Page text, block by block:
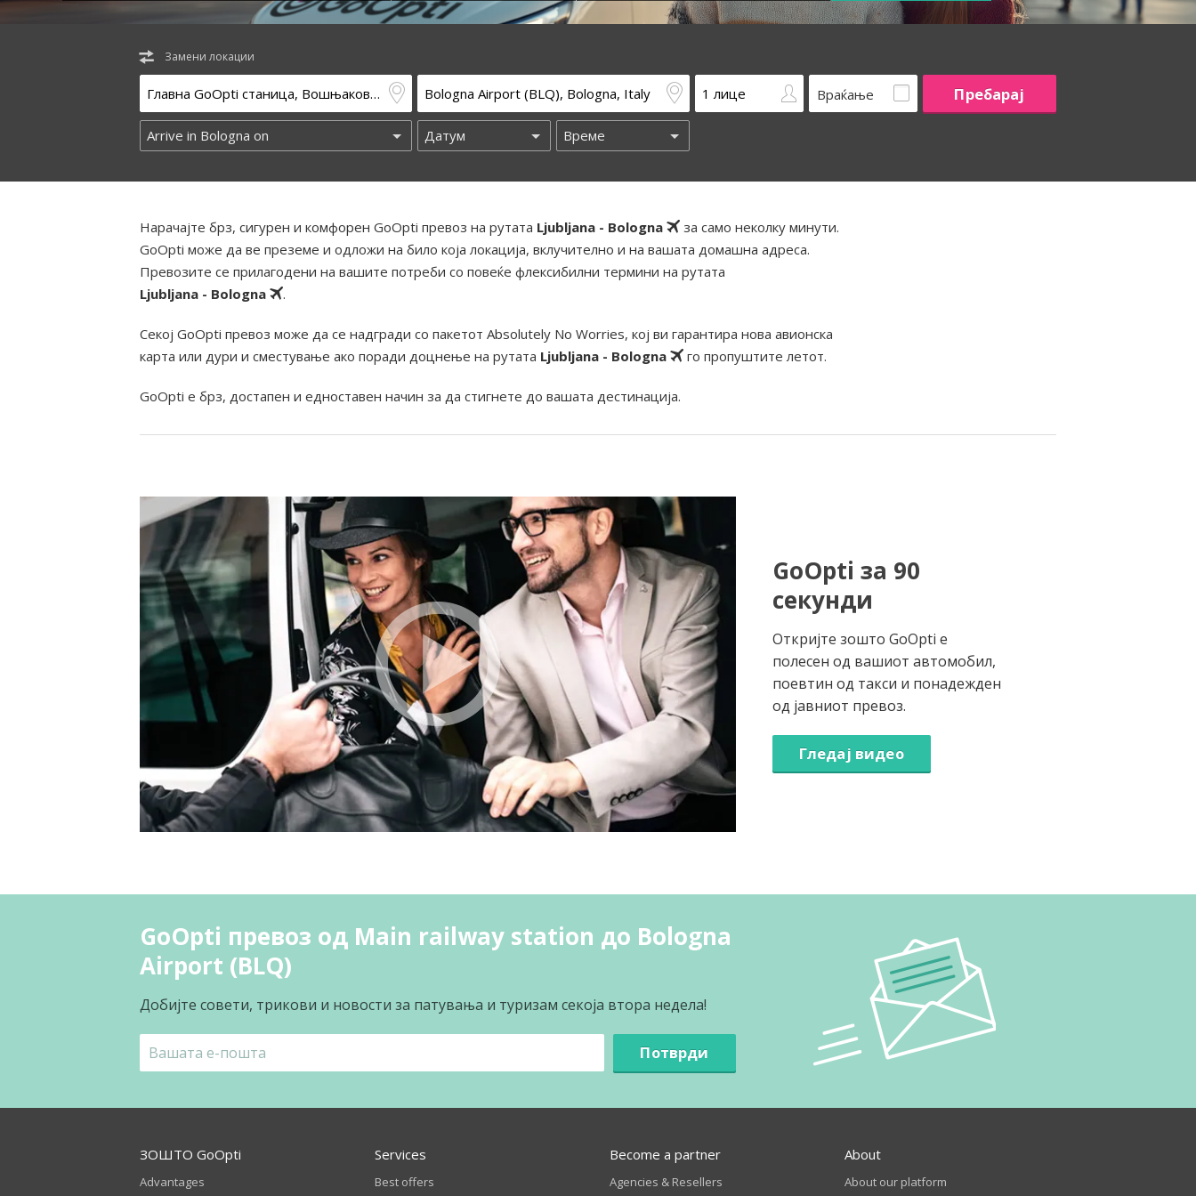
Замени локации
Враќање
Нарачајте брз, сигурен и комфорен GoOpti превоз на рутата Ljubljana - Bologna
за само неколку минути.
GoOpti може да ве преземе и одложи на било која локација, вклучително и на вашата домашна адреса.
Превозите се прилагодени на вашите потреби со повеќе флексибилни термини на рутата
Ljubljana - Bologna
.
Секој GoOpti превоз може да се надгради со пакетот Absolutely No Worries, кој ви гарантира нова авионска
карта или дури и сместување ако поради доцнење на рутата Ljubljana - Bologna го пропуштите летот.
GoOpti е брз, достапен и едноставен начин за да стигнете до вашата дестинација.
GoOpti за 90
секунди
Откријте зошто GoOpti е
полесен од вашиот автомобил,
поевтин од такси и понадежден
од јавниот превоз.
Гледај видео
GoOpti превоз од Main railway station до Bologna
Airport (BLQ)
Добијте совети, трикови и новости за патувања и туризам секоја втора недела!
Потврди
ЗОШТО GoOpti
Advantages
Services
Best offers
Become a partner
Agencies & Resellers
About
About our platform